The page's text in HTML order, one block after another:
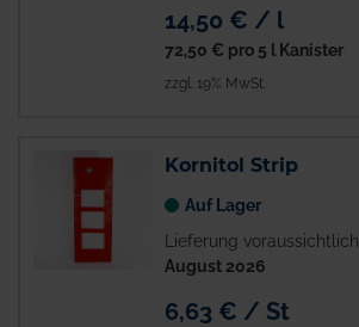
14,50 € / l
72,50 € pro 5 l Kanister
zzgl. 19% MwSt.
Kornitol Strip
Auf Lager
Lieferung voraussichtlich
August 2026
6,63 € / St